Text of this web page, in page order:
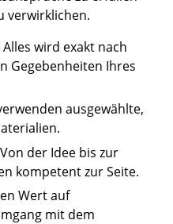
verwirklichen.
Alles wird exakt nach
Gegebenheiten Ihres
ausgewählte,
Von der Idee bis zur
kompetent zur Seite.
Wert auf
mit dem